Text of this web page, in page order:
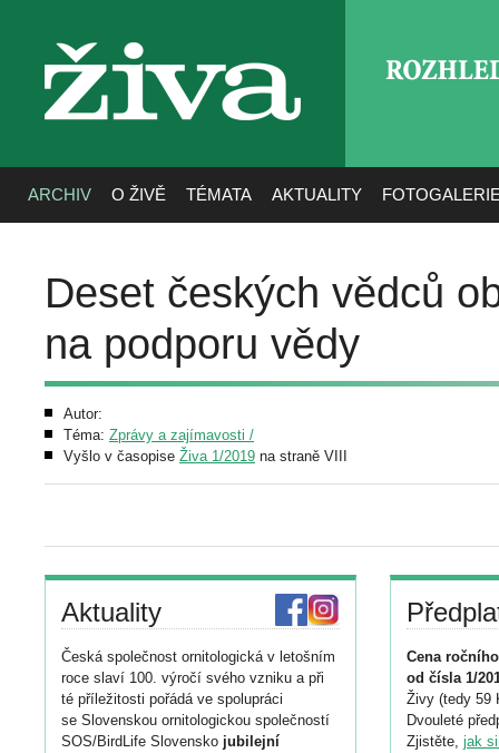
živa
ARCHIV O ŽIVĚ TÉMATA AKTUALITY
Deset českých vědců
na podporu vědy
Autor:
Téma: Zprávy a zajímavosti /
Vyšlo v časopise Živa 1/2019 na straně VIII
Aktuality
Česká společnost ornitologická v letošním
roce slaví 100. výročí svého vzniku a při
té příležitosti pořádá ve spolupráci
se Slovenskou ornitologickou společností
SOS/BirdLife Slovensko jubilejní
Cena
od čísla 1/
Živy (tedy 59
Dvouleté
Zjistěte, jak